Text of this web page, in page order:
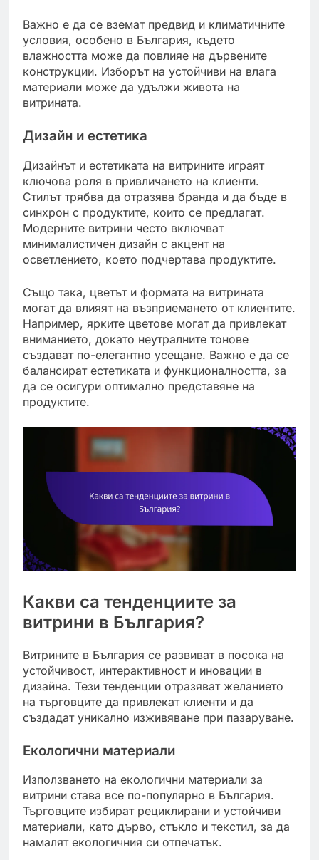
Важно е да се вземат предвид и климатичните
условия, особено в България, където
влажността може да повлияе на дървените
конструкции. Изборът на устойчиви на влага
материали може да удължи живота на
витрината.
Дизайн и естетика
Дизайнът и естетиката на витрините играят
ключова роля в привличането на клиенти.
Стилът трябва да отразява бранда и да бъде в
синхрон с продуктите, които се предлагат.
Модерните витрини често включват
минималистичен дизайн с акцент на
осветлението, което подчертава продуктите.
Също така, цветът и формата на витрината
могат да влияят на възприемането от клиентите.
Например, ярките цветове могат да привлекат
вниманието, докато неутралните тонове
създават по-елегантно усещане. Важно е да се
балансират естетиката и функционалността, за
да се осигури оптимално представяне на
продуктите.
Какви са тенденциите за
витрини в България?
Витрините в България се развиват в посока на
устойчивост, интерактивност и иновации в
дизайна. Тези тенденции отразяват желанието
на търговците да привлекат клиенти и да
създадат уникално изживяване при пазаруване.
Екологични материали
Използването на екологични материали за
витрини става все по-популярно в България.
Търговците избират рециклирани и устойчиви
материали, като дърво, стъкло и текстил, за да
намалят екологичния си отпечатък.